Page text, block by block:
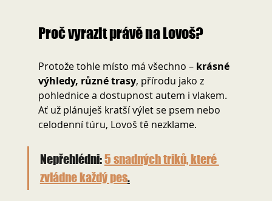
Proč vyrazit právě na Lovoš?
Protože tohle místo má všechno – krásné
výhledy, různé trasy, přírodu jako z
pohlednice a dostupnost autem i vlakem.
Ať už plánuješ kratší výlet se psem nebo
celodenní túru, Lovoš tě nezklame.
Nepřehlédni: 5 snadných triků, které
zvládne každý pes.